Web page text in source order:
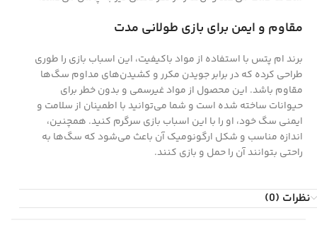
مقاوم و ایمن برای بازی طولانی مدت
برند ام پتس با استفاده از مواد باکیفیت، این اسباب بازی را طوری
طراحی کرده که در برابر جویدن مکرر و کشیدن‌های مداوم سگ‌ها
مقاوم باشد. این محصول از مواد غیرسمی و بدون خطر برای
حیوانات ساخته شده است و شما می‌توانید با اطمینان از سلامت و
ایمنی سگ خود، او را با این اسباب بازی سرگرم کنید. همچنین،
اندازه مناسب و شکل ارگونومیک آن باعث می‌شود که سگ‌ها به
راحتی بتوانند آن را حمل و بازی کنند.
نظرات (0)